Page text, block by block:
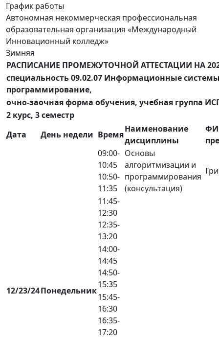
График работы
Автономная некоммерческая профессиональная
образовательная организация «Международный
Инновационный колледж»
Зимняя
РАСПИСАНИЕ ПРОМЕЖУТОЧНОЙ АТТЕСТАЦИИ НА
специальность 09.02.07 Информационные
программирование,
очно-заочная форма обучения, учебная группа
2 курс, 3 семестр
Дата
День недели Время
Наименование
дисциплины
12/23/24Понедельник
09:00-
10:45
10:50-
11:35
Основы
алгоритмизации и
программирования
(консультация)
11:45-
12:30
12:35-
13:20
14:00-
14:45
14:50-
15:35
15:45-
16:30
16:35-
17:20